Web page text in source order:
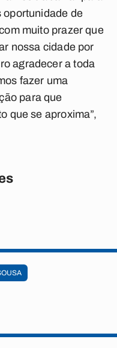
de
muito prazer que
nossa cidade por
agradecer a toda
fazer uma
para que
que se aproxima”,